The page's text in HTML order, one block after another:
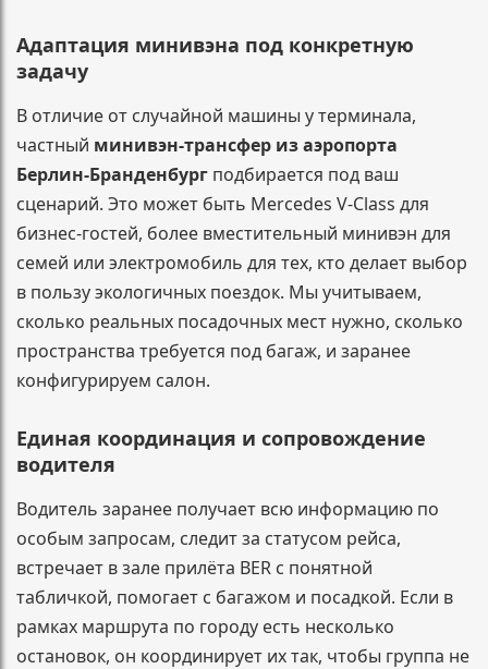
Адаптация минивэна под конкретную
задачу
В отличие от случайной машины у терминала,
частный минивэн-трансфер из аэропорта
Берлин-Бранденбург подбирается под ваш
сценарий. Это может быть Mercedes V-Class для
бизнес-гостей, более вместительный минивэн для
семей или электромобиль для тех, кто делает выбор
в пользу экологичных поездок. Мы учитываем,
сколько реальных посадочных мест нужно, сколько
пространства требуется под багаж, и заранее
конфигурируем салон.
Единая координация и сопровождение
водителя
Водитель заранее получает всю информацию по
особым запросам, следит за статусом рейса,
встречает в зале прилёта BER с понятной
табличкой, помогает с багажом и посадкой. Если в
рамках маршрута по городу есть несколько
остановок, он координирует их так, чтобы группа не